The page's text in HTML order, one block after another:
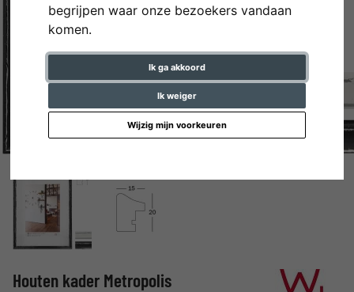
begrijpen waar onze bezoekers vandaan
komen.
Ik ga akkoord
Ik weiger
Wijzig mijn voorkeuren
Houten kader Metropolis